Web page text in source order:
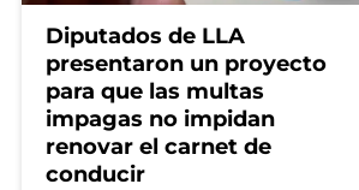
Diputados de LLA
presentaron un proyecto
para que las multas
impagas no impidan
renovar el carnet de
conducir